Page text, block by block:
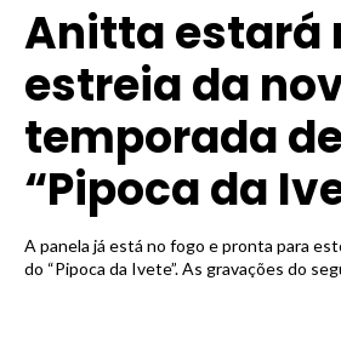
Anitta estará
estreia da
temporada
“Pipoca da
A panela já está no fogo e pronta para
do “Pipoca da Ivete”. As gravações do